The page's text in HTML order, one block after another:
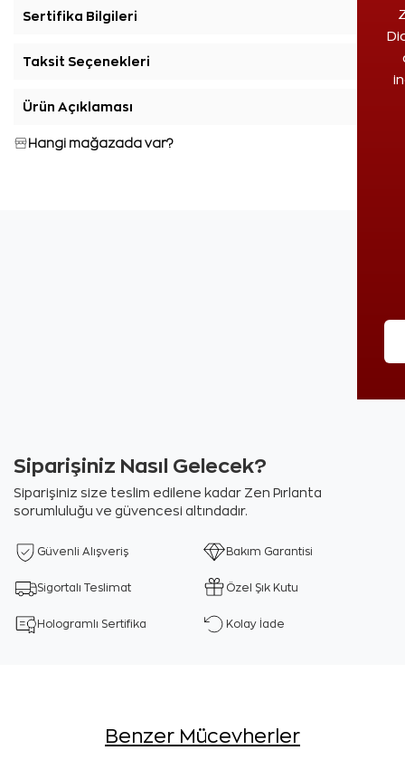
Sertifika Bilgileri
Taksit Seçenekleri
Ürün Açıklaması
Hangi mağazada var?
Siparişiniz Nasıl Gelecek?
Siparişiniz size teslim edilene kadar Zen Pırlanta
sorumluluğu ve güvencesi altındadır.
Güvenli Alışveriş Bakım Garantisi
Sigortalı Teslimat Özel Şık Kutu
Hologramlı Sertifika Kolay İade
Benzer Mücevherler